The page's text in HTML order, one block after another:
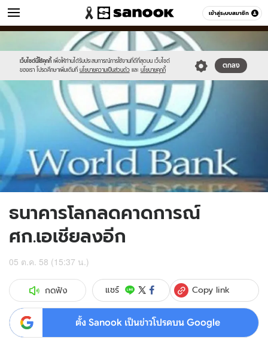
เข้าสู่ระบบสมาชิก
ข่าว หมวดอื่นๆ
เว็บไซต์นี้ใช้คุกกี้ เพื่อให้ท่านได้รับประสบการณ์การใช้งานที่ดีที่สุดบน เว็บไซต์
ของเรา โปรดศึกษาเพิ่มเติมที่ นโยบายความเป็นส่วนตัว และ นโยบายคุกกี้
ตกลง
//s.isanook.com/sr/0/images/logo-
new-
sanook.png
//s.isanook.com/ns/0/ud/375/1876918/650311-
01.jpg
ธนาคารโลกลดคาดการณ์
ศก.เอเชียลงอีก
05 ต.ค. 58 (15:37 น.)
กดฟัง แชร์ Copy link
ตั้ง Sanook เป็นข่าวโปรดบน Google